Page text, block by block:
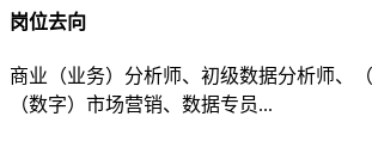
岗位去向
商业（业务）分析师、初级数据分析师、
（数字）市场营销、数据专员...